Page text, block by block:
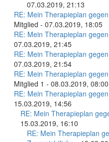
07.03.2019, 21:13
RE: Mein Therapieplan
Mitglied - 07.03.2019, 18:05
RE: Mein Therapieplan
07.03.2019, 21:45
RE: Mein Therapieplan
07.03.2019, 21:54
RE: Mein Therapieplan
Mitglied 1 - 08.03.2019, 08:00
RE: Mein Therapieplan
15.03.2019, 14:56
RE: Mein Therapieplan
15.03.2019, 16:10
RE: Mein Therapieplan